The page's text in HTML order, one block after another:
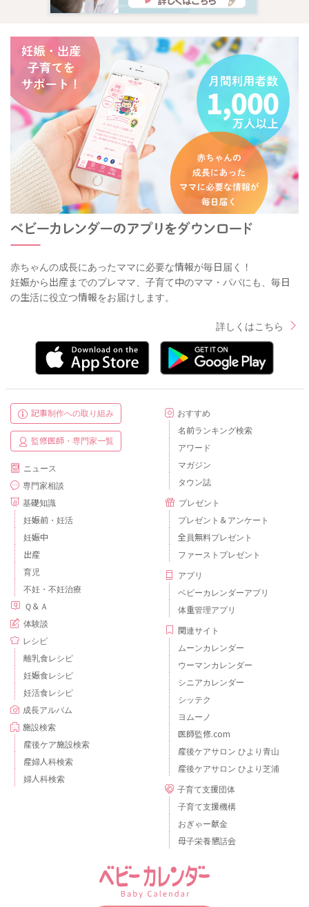
赤ちゃんの成長にあったママに必要な情報が毎日届く！
妊娠から出産までのプレママ、子育て中のママ・パパにも、毎日
の生活に役立つ情報をお届けします。
詳しくはこちら
記事制作への取り組み
監修医師・専門家一覧
ニュース
専門家相談
基礎知識
妊娠前・妊活
妊娠中
出産
育児
不妊・不妊治療
Ｑ＆Ａ
体験談
レシピ
離乳食レシピ
妊娠食レシピ
妊活食レシピ
成長アルバム
施設検索
産後ケア施設検索
産婦人科検索
婦人科検索
おすすめ
名前ランキング検索
アワード
マガジン
タウン誌
プレゼント
プレゼント＆アンケート
全員無料プレゼント
ファーストプレゼント
アプリ
ベビーカレンダーアプリ
体重管理アプリ
関連サイト
ムーンカレンダー
ウーマンカレンダー
シニアカレンダー
シッテク
ヨムーノ
医師監修.com
産後ケアサロン ひより青山
産後ケアサロン ひより芝浦
子育て支援団体
子育て支援機構
おぎゃー献金
母子栄養懇話会